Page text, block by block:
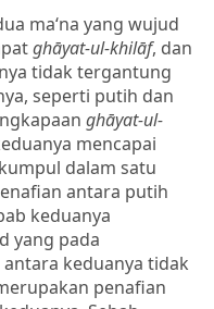
ma‘na yang wujud
ghāyat-ul-khilāf, dan
tidak tergantung
seperti putih dan
ghāyat-ul-
mencapai
dalam satu
antara putih
keduanya
yang pada
keduanya tidak
penafian